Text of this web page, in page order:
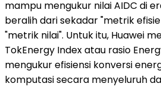
mampu mengukur nilai AIDC di
beralih dari sekadar "metrik
"metrik nilai". Untuk itu, Huawei
TokEnergy Index atau rasio
mengukur efisiensi konversi
komputasi secara menyeluruh